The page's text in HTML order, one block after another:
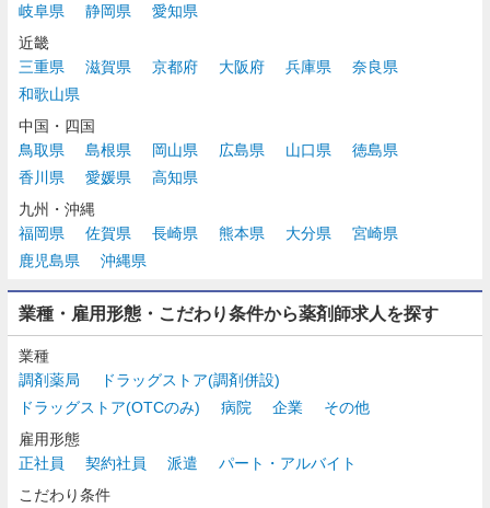
岐阜県
静岡県
愛知県
近畿
三重県
滋賀県 京都府 大阪府 兵庫県
奈良県
和歌山県
中国・四国
鳥取県
島根県 岡山県 広島県 山口県
徳島県
香川県
愛媛県
高知県
九州・沖縄
福岡県
佐賀県 長崎県 熊本県 大分県
宮崎県
鹿児島県
沖縄県
業種・雇用形態・こだわり条件から薬剤師求人を探す
業種
調剤薬局
ドラッグストア(調剤併設)
ドラッグストア(OTCのみ)
病院 企業
その他
雇用形態
正社員
契約社員 派遣
パート・アルバイト
こだわり条件